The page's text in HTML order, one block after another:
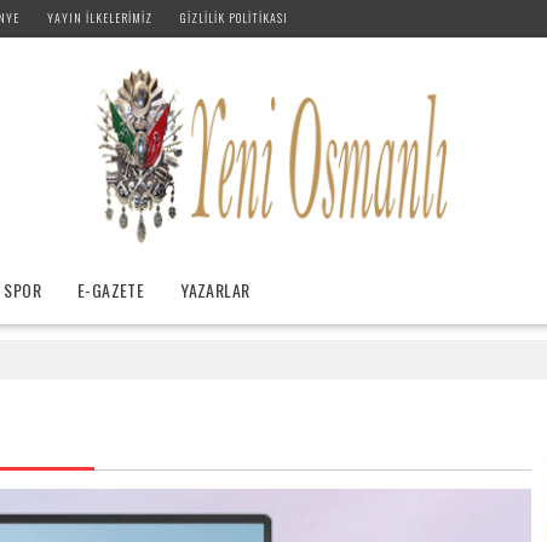
YAYIN İLKELERIMIZ GIZLILIK POLITIKASI
SPOR E-GAZETE YAZARLAR